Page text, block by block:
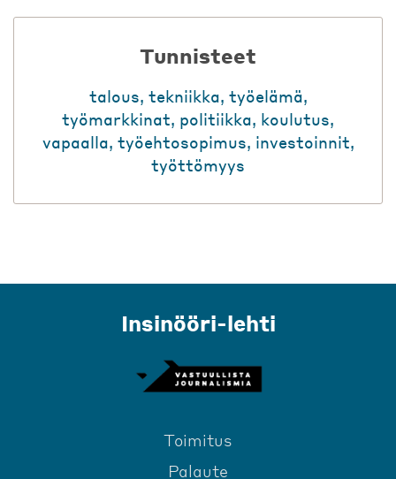
Tunnisteet
talous, tekniikka, työelämä,
työmarkkinat, politiikka, koulutus,
vapaalla, työehtosopimus, investoinnit,
työttömyys
Insinööri-lehti
Toimitus
Palaute